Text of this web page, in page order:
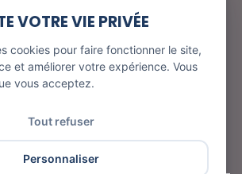
VOTRE VIE PRIVÉE
cookies pour faire fonctionner le site,
et améliorer votre expérience. Vous
vous acceptez.
Tout refuser
Personnaliser